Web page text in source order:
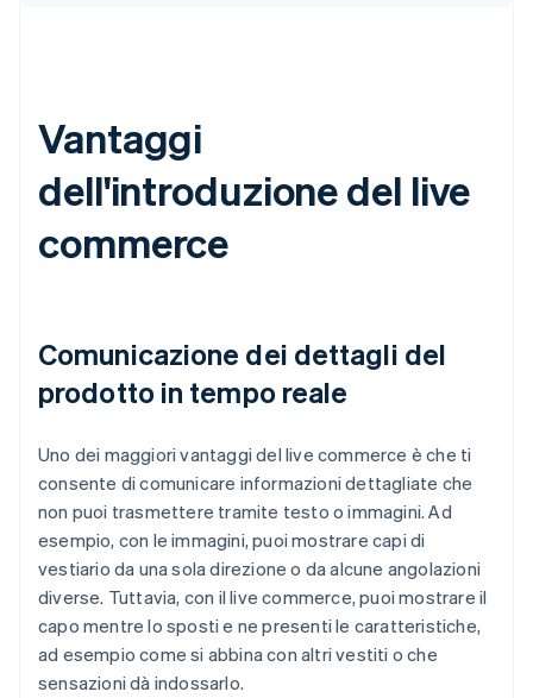
Vantaggi
dell'introduzione del live
commerce
Comunicazione dei dettagli del
prodotto in tempo reale
Uno dei maggiori vantaggi del live commerce è che ti
consente di comunicare informazioni dettagliate che
non puoi trasmettere tramite testo o immagini. Ad
esempio, con le immagini, puoi mostrare capi di
vestiario da una sola direzione o da alcune angolazioni
diverse. Tuttavia, con il live commerce, puoi mostrare il
capo mentre lo sposti e ne presenti le caratteristiche,
ad esempio come si abbina con altri vestiti o che
sensazioni dà indossarlo.